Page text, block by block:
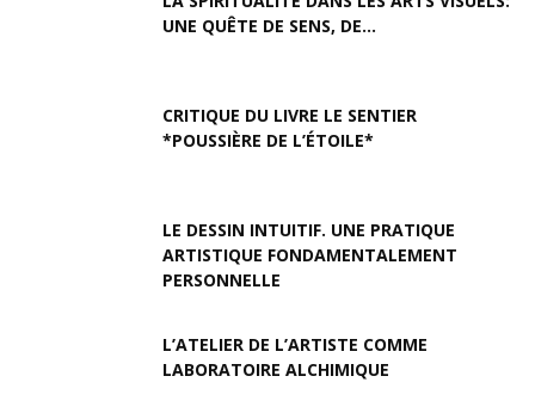
UNE QUÊTE DE SENS, DE...
CRITIQUE DU LIVRE LE SENTIER
*POUSSIÈRE DE L’ÉTOILE*
LE DESSIN INTUITIF. UNE PRATIQUE
ARTISTIQUE FONDAMENTALEMENT
PERSONNELLE
L’ATELIER DE L’ARTISTE COMME
LABORATOIRE ALCHIMIQUE